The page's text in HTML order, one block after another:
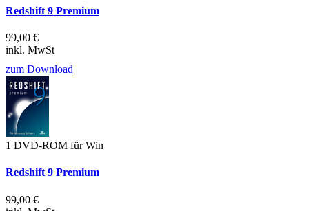
Redshift 9 Premium
99,00 €
inkl. MwSt
zum Download
1 DVD-ROM für Win
Redshift 9 Premium
99,00 €